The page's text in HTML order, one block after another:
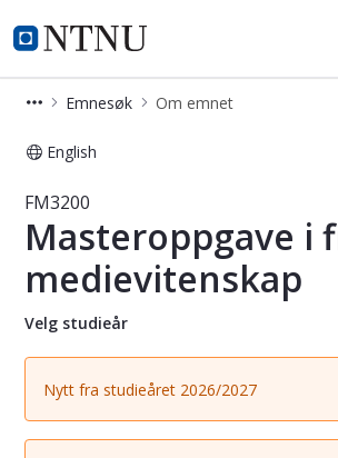
NTNU Hjemmeside
Studier
Emnesøk Om emnet
English
Emne - Masteroppgave
FM3200
Masteroppgave i
medievitenskap
Velg studieår
Nytt fra studieåret 2026/2027